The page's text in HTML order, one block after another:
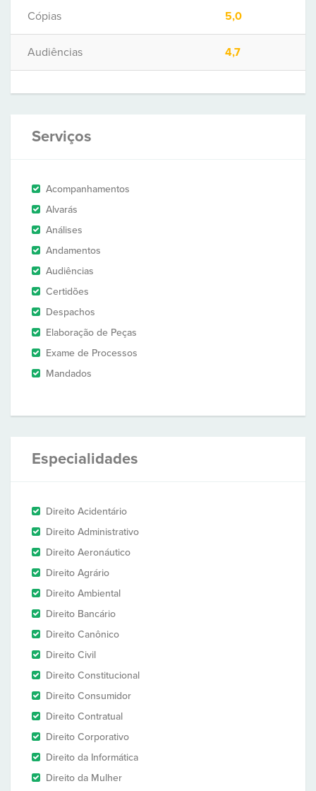
Cópias 5,0
Audiências 4,7
Serviços
Acompanhamentos
Alvarás
Análises
Andamentos
Audiências
Certidões
Despachos
Elaboração de Peças
Exame de Processos
Mandados
Especialidades
Direito Acidentário
Direito Administrativo
Direito Aeronáutico
Direito Agrário
Direito Ambiental
Direito Bancário
Direito Canônico
Direito Civil
Direito Constitucional
Direito Consumidor
Direito Contratual
Direito Corporativo
Direito da Informática
Direito da Mulher